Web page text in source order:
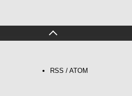
RSS / ATOM